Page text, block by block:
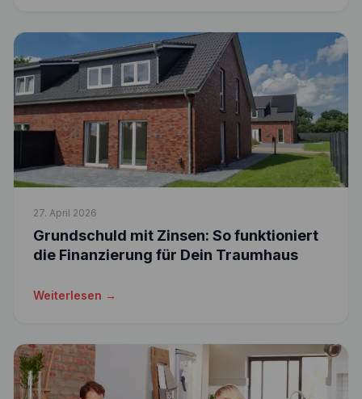
27. April 2026
Grundschuld mit Zinsen: So funktioniert
die Finanzierung für Dein Traumhaus
Weiterlesen →